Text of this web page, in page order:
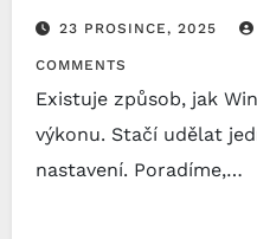
23 PROSINCE, 2025
COMMENTS
Existuje způsob, jak
výkonu. Stačí udělat
nastavení. Poradíme,…